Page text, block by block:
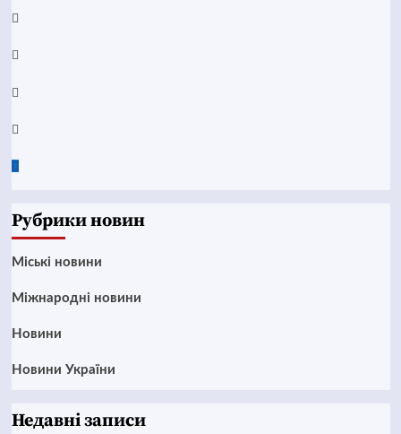
YouTube
Telegram
Instagram
Twitter
Google
Рубрики новин
Mіські новини
Міжнародні новини
Новини
Новини України
Недавні записи